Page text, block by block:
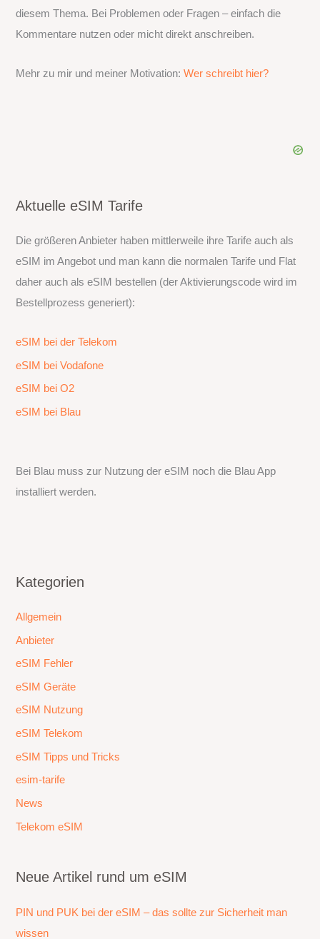
diesem Thema. Bei Problemen oder Fragen – einfach die
Kommentare nutzen oder micht direkt anschreiben.
Mehr zu mir und meiner Motivation:Wer schreibt hier?
Aktuelle eSIM Tarife
Die größeren Anbieter haben mittlerweile ihre Tarife auch als
eSIM im Angebot und man kann die normalen Tarife und Flat
daher auch als eSIM bestellen (der Aktivierungscode wird im
Bestellprozess generiert):
eSIM bei der Telekom
eSIM bei Vodafone
eSIM bei O2
eSIM bei Blau
Bei Blau muss zur Nutzung der eSIM noch die Blau App
installiert werden.
Kategorien
Allgemein
Anbieter
eSIM Fehler
eSIM Geräte
eSIM Nutzung
eSIM Telekom
eSIM Tipps und Tricks
esim-tarife
News
Telekom eSIM
Neue Artikel rund um eSIM
PIN und PUK bei der eSIM – das sollte zur Sicherheit man
wissen